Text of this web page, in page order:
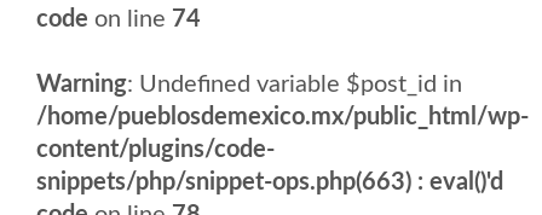
code on line 74
Warning: Undefined variable $post_id in
/home/pueblosdemexico.mx/public_html/wp-
content/plugins/code-
snippets/php/snippet-ops.php(663) : eval()'d